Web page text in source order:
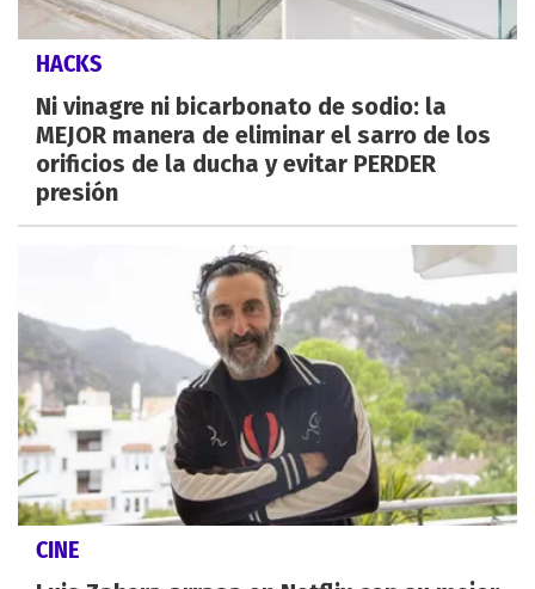
HACKS
Ni vinagre ni bicarbonato de sodio: la
MEJOR manera de eliminar el sarro de los
orificios de la ducha y evitar PERDER
presión
CINE